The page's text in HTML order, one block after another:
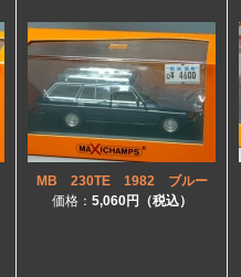
MB 230TE 1982 ブルー
価格： 5,060円（税込）